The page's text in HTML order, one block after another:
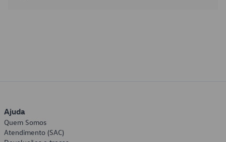
Ajuda
Quem Somos
Atendimento (SAC)